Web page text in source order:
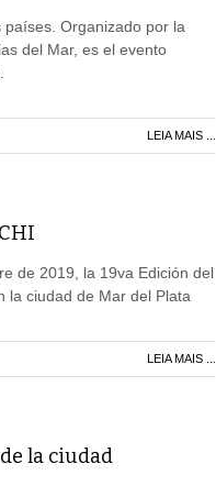
Organizado por la
del Mar, es el evento
LEIA MAIS ...
de 2019, la 19va Edición del
la ciudad de Mar del Plata
LEIA MAIS ...
la ciudad